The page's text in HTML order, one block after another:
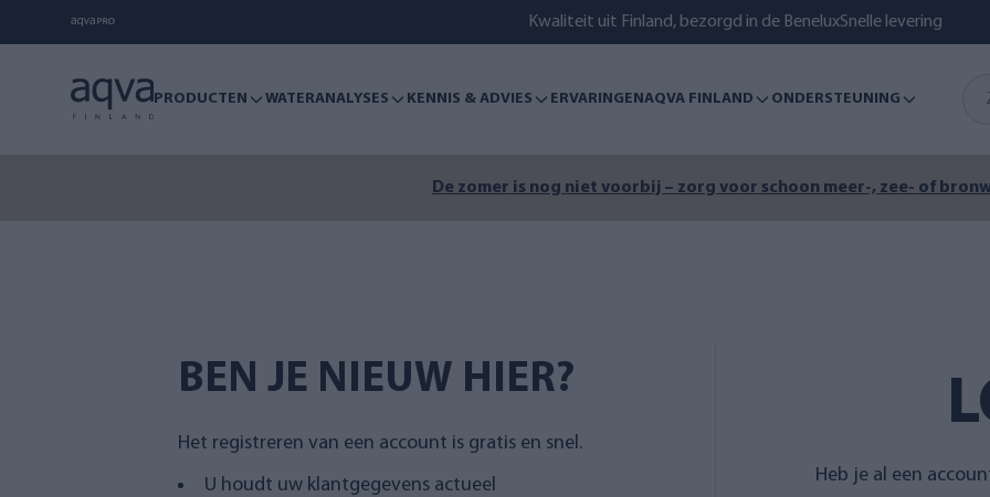
Kwaliteit uit Finland, bezorgd in de BeneluxSnelle levering
PRODUCTEN WATERANALYSES KENNIS & ADVIES ERVARINGENAQVA FINLAND ONDERSTEUNING
De zomer is nog niet voorbij – zorg voor schoon meer-, zee- of
BEN JE NIEUW HIER?
Het registreren van een account is gratis en snel.
U houdt uw klantgegevens actueel
Heb je al een